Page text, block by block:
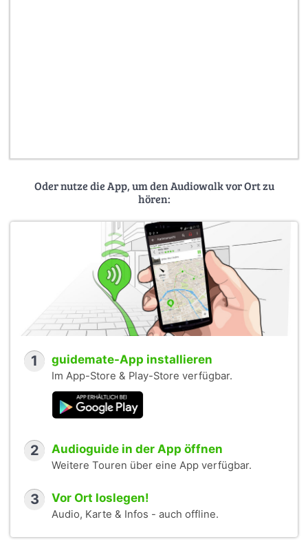
Oder nutze die App, um den Audiowalk vor Ort zu
hören:
1 guidemate-App installieren
Im App-Store & Play-Store verfügbar.
2 Audioguide in der App öffnen
Weitere Touren über eine App verfügbar.
3 Vor Ort loslegen!
Audio, Karte & Infos - auch offline.